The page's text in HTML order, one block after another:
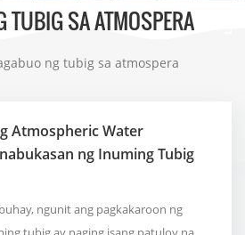
TUBIG SA ATMOSPERA
ng tubig sa atmospera
Atmospheric Water
ng Inuming Tubig
ngunit ang pagkakaroon ng